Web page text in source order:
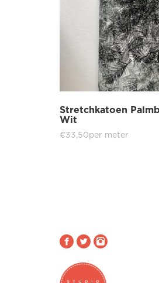
Stretchkatoen
Wit
€33,50per meter